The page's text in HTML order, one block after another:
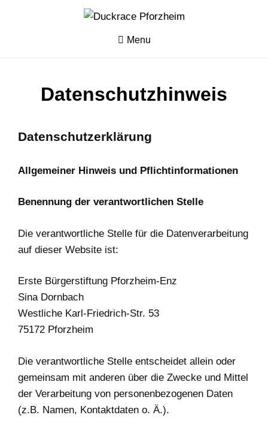
DUCKRACE
Menu
Datenschutzhinweis
Datenschutzerklärung
Allgemeiner Hinweis und Pflichtinformationen
Benennung der verantwortlichen Stelle
Die verantwortliche Stelle für die Datenverarbeitung
auf dieser Website ist:
Erste Bürgerstiftung Pforzheim-Enz
Sina Dornbach
Westliche Karl-Friedrich-Str. 53
75172 Pforzheim
Die verantwortliche Stelle entscheidet allein oder
gemeinsam mit anderen über die Zwecke und Mittel
der Verarbeitung von personenbezogenen Daten
(z.B. Namen, Kontaktdaten o. Ä.).